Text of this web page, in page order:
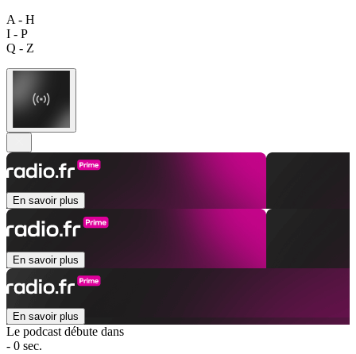
A - H
I - P
Q - Z
En savoir plus
En savoir plus
En savoir plus
Le podcast débute dans
- 0 sec.